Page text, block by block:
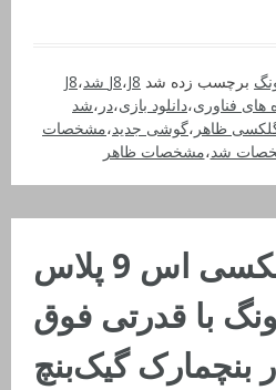
برچسب زده شد J8،J8 شد ،J8
های فناوری،دانلود بازی،در ،شد
ظاهر ،گوشی جدید،مشخصات
شد،مشخصات ظاهر
گلکسی اس 9 پلاس
با قدرتی فوق
بنچمارک گیک‌بنچ